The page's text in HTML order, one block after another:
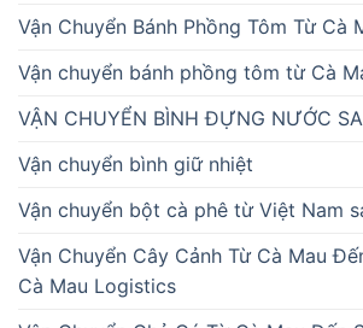
Vận Chuyển Bánh Phồng Tôm Từ Cà
Vận chuyển bánh phồng tôm từ Cà
VẬN CHUYỂN BÌNH ĐỰNG NƯỚC
Vận chuyển bình giữ nhiệt
Vận chuyển bột cà phê từ Việt Nam
Vận Chuyển Cây Cảnh Từ Cà Mau
Cà Mau Logistics